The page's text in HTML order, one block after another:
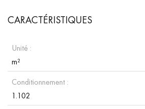
CARACTÉRISTIQUES
Unité :
m²
Conditionnement :
1.102